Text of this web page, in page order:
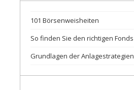
101 Börsenweisheiten
So finden Sie den richtigen Fonds
Grundlagen der Anlagestrategien